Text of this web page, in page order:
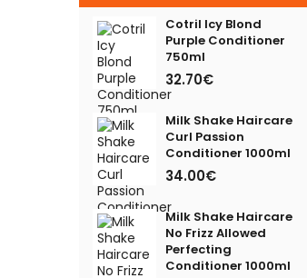
Condicionador para Cabelos
Louros
Curl
Curl Passion
Definição de Caracóis
Fusion
Integrity
Milk Shake
Nutri-Enrich
Cotril Icy Blond
Purple Conditioner
750ml
32.70€
Milk Shake Haircare
Curl Passion
Conditioner 1000ml
34.00€
Milk Shake Haircare
No Frizz Allowed
Perfecting
Conditioner 1000ml